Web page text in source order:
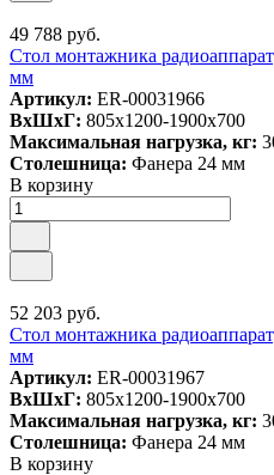
49 788 руб.
Стол монтажника
мм
Артикул: ER-00031966
ВxШxГ: 805x1200-1900x700
Максимальная нагрузка, кг:
Столешница: Фанера 24 мм
В корзину
52 203 руб.
Стол монтажника
мм
Артикул: ER-00031967
ВxШxГ: 805x1200-1900x700
Максимальная нагрузка, кг:
Столешница: Фанера 24 мм
В корзину